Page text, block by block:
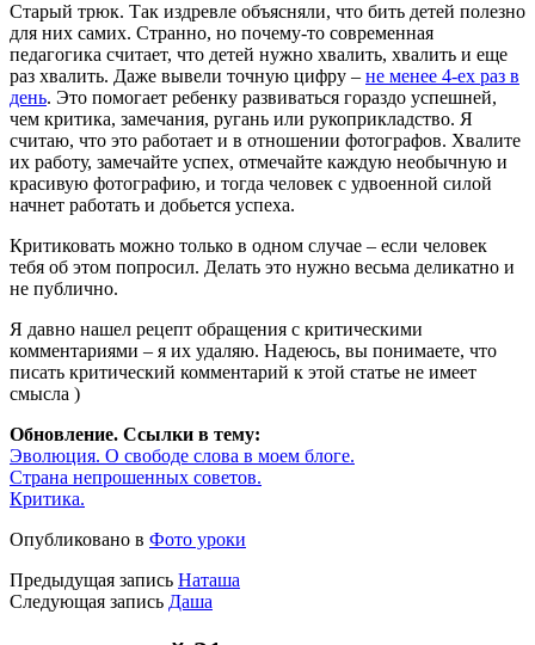
Старый трюк. Так издревле объясняли, что бить детей полезно
для них самих. Странно, но почему-то современная
педагогика считает, что детей нужно хвалить, хвалить и еще
раз хвалить. Даже вывели точную цифру – не менее 4-ех раз в
день. Это помогает ребенку развиваться гораздо успешней,
чем критика, замечания, ругань или рукоприкладство. Я
считаю, что это работает и в отношении фотографов. Хвалите
их работу, замечайте успех, отмечайте каждую необычную и
красивую фотографию, и тогда человек с удвоенной силой
начнет работать и добьется успеха.
Критиковать можно только в одном случае – если человек
тебя об этом попросил. Делать это нужно весьма деликатно и
не публично.
Я давно нашел рецепт обращения с критическими
комментариями – я их удаляю. Надеюсь, вы понимаете, что
писать критический комментарий к этой статье не имеет
смысла )
Обновление. Ссылки в тему:
Эволюция. О свободе слова в моем блоге.
Страна непрошенных советов.
Критика.
Опубликовано в Фото уроки
Предыдущая запись Наташа
Следующая запись Даша